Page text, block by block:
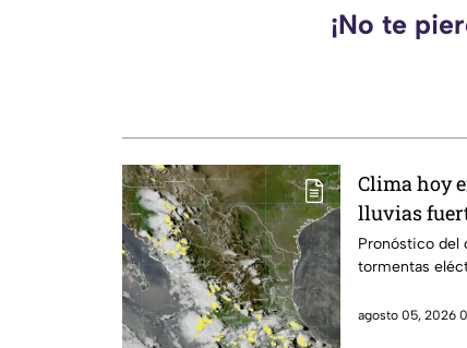
¡No te
Clima hoy
lluvias
ambiente
Pronóstico del
tormentas
agosto 05, 2026